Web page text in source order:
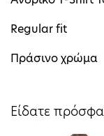
Regular fit
Πράσινο χρώμα
Είδατε